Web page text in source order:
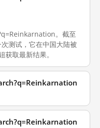
。截至
测试，它在中国大陆被
获取最新结果。